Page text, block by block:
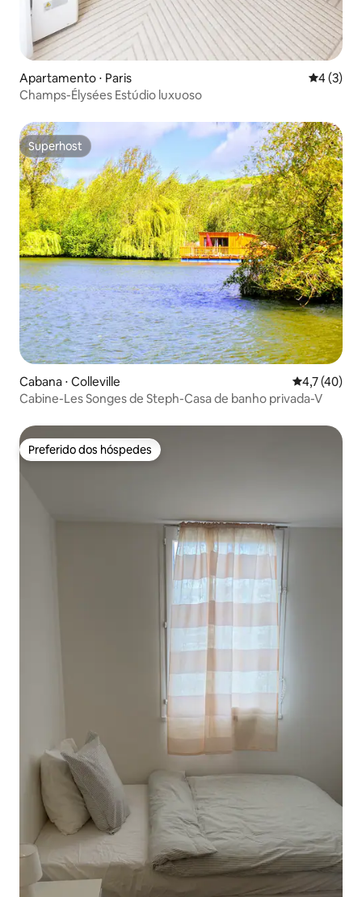
Apartamento ⋅ Paris 4 de
4 (3)
Champs-Élysées Estúdio luxuoso
Superhost
Superhost
Cabana ⋅ Colleville 4,7 de uma
4,7 (40)
Cabine-Les Songes de Steph-Casa de banho privada-V
Preferido dos hóspedes
Preferido dos hóspedes